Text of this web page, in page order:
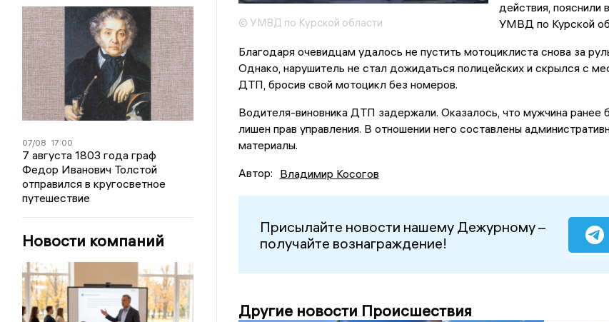
07/08 17:00
7 августа 1803 года граф
Федор Иванович Толстой
отправился в кругосветное
путешествие
Новости компаний
© УМВД по Курской области
действия, пояснили в
УМВД по Курской
Благодаря очевидцам удалось не пустить мотоциклиста снова за
Однако, нарушитель не стал дожидаться полицейских и скрылся с
ДТП, бросив свой мотоцикл без номеров.
Водителя-виновника ДТП задержали. Оказалось, что мужчина ранее
лишен прав управления. В отношении него составлены
материалы.
Автор: Владимир Косогов
Присылайте новости нашему Дежурному –
получайте вознаграждение!
Другие новости Происшествия